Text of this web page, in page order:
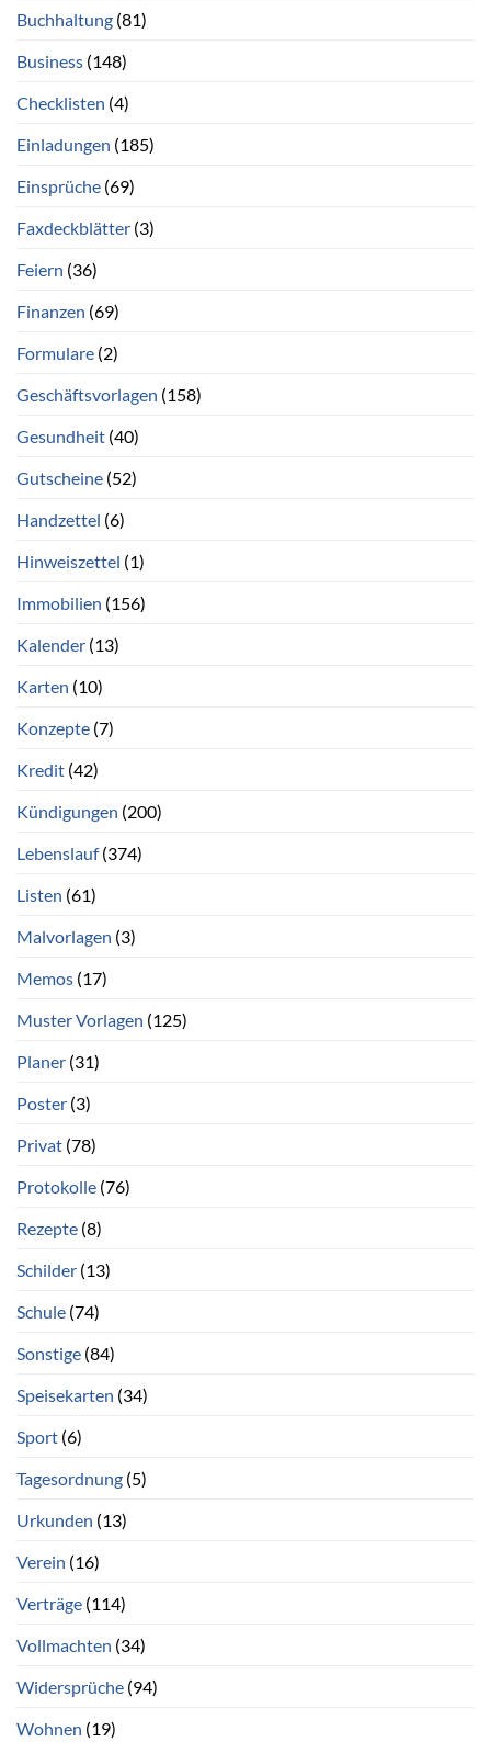
Buchhaltung (81)
Business (148)
Checklisten (4)
Einladungen (185)
Einsprüche (69)
Faxdeckblätter (3)
Feiern (36)
Finanzen (69)
Formulare (2)
Geschäftsvorlagen (158)
Gesundheit (40)
Gutscheine (52)
Handzettel (6)
Hinweiszettel (1)
Immobilien (156)
Kalender (13)
Karten (10)
Konzepte (7)
Kredit (42)
Kündigungen (200)
Lebenslauf(374)
Listen (61)
Malvorlagen (3)
Memos (17)
Muster Vorlagen (125)
Planer (31)
Poster (3)
Privat (78)
Protokolle (76)
Rezepte (8)
Schilder (13)
Schule (74)
Sonstige (84)
Speisekarten (34)
Sport (6)
Tagesordnung (5)
Urkunden (13)
Verein (16)
Verträge (114)
Vollmachten (34)
Widersprüche (94)
Wohnen (19)